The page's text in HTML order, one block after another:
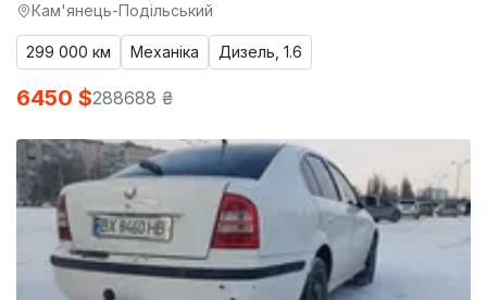
Кам'янець-Подільський
299 000 км Механіка Дизель, 1.6
6450 $288688 ₴